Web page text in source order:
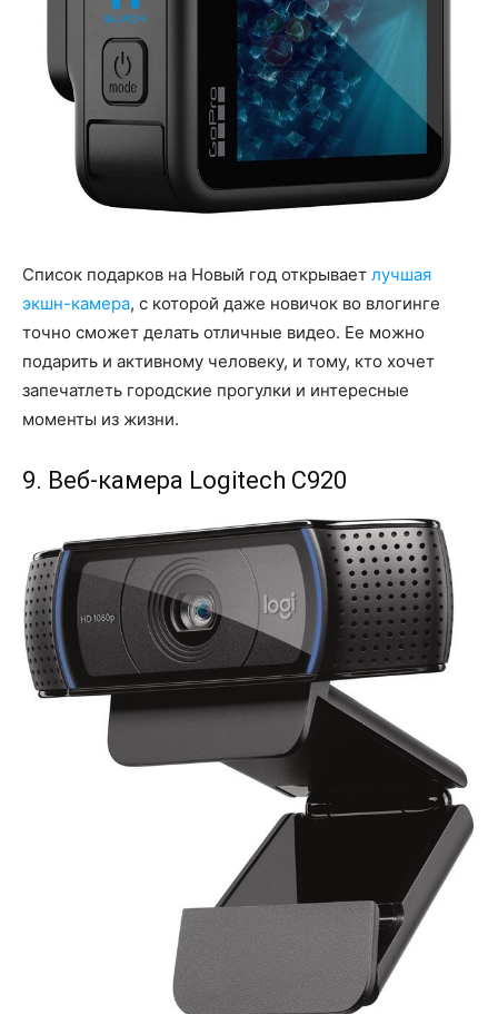
Список подарков на Новый год открывает лучшая
экшн-камера, с которой даже новичок во влогинге
точно сможет делать отличные видео. Ее можно
подарить и активному человеку, и тому, кто хочет
запечатлеть городские прогулки и интересные
моменты из жизни.
9. Веб-камера Logitech C920